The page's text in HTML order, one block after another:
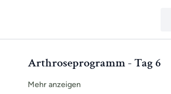
Arthroseprogramm - Tag 6
Mehr anzeigen